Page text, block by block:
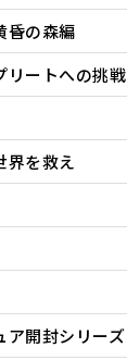
昏の森編
リートへの挑戦
界を救え
ア開封シリーズ